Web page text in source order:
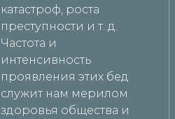
катастроф, роста
преступности и т. д.
Частота и
интенсивность
проявления этих бед
служит нам мерилом
здоровья общества и